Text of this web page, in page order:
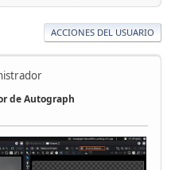
ACCIONES DEL USUARIO
de Autograph